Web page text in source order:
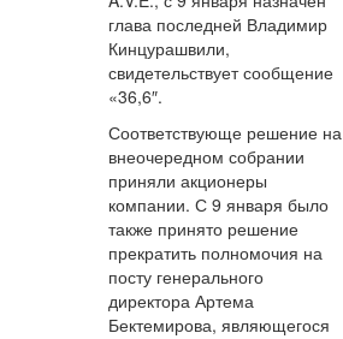
глава последней Владимир
Кинцурашвили,
свидетельствует сообщение
«36,6″.
Соответствующе решение на
внеочередном собрании
приняли акционеры
компании. С 9 января было
также принято решение
прекратить полномочия на
посту генерального
директора Артема
Бектемирова, являющегося